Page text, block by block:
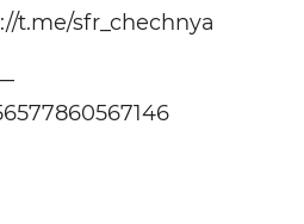
t.me/sfr_chechnya